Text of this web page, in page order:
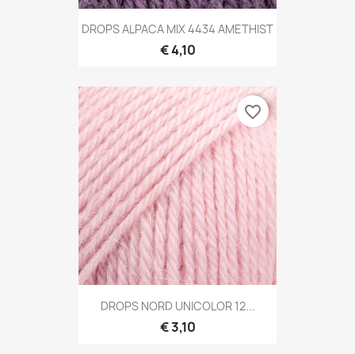
DROPS ALPACA MIX 4434 AMETHIST
€ 4,10
DROPS NORD UNICOLOR 12...
€ 3,10
favorite_border